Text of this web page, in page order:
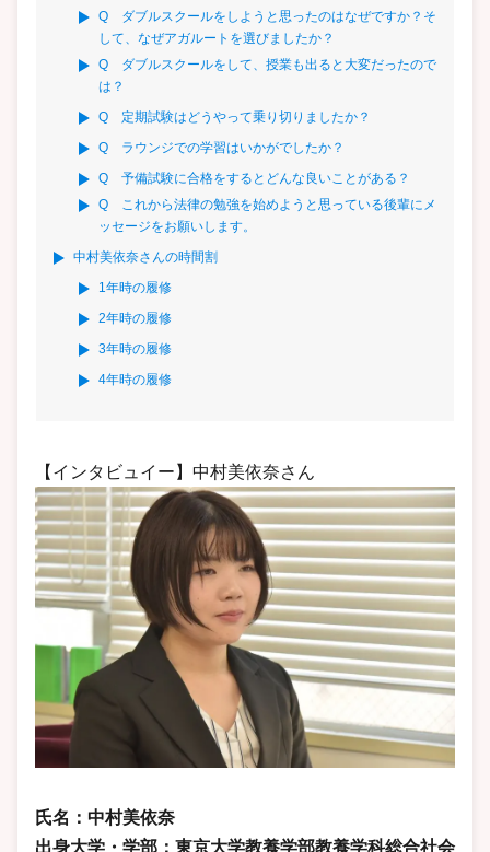
Q ダブルスクールをしようと思ったのはなぜですか？そ
して、なぜアガルートを選びましたか？
Q ダブルスクールをして、授業も出ると大変だったので
は？
Q 定期試験はどうやって乗り切りましたか？
Q ラウンジでの学習はいかがでしたか？
Q 予備試験に合格をするとどんな良いことがある？
Q これから法律の勉強を始めようと思っている後輩にメ
ッセージをお願いします。
中村美依奈さんの時間割
1年時の履修
2年時の履修
3年時の履修
4年時の履修
【インタビュイー】中村美依奈さん
氏名：中村美依奈
出身大学・学部：東京大学教養学部教養学科総合社会